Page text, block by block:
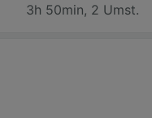
3h 50min, 2 Umst.